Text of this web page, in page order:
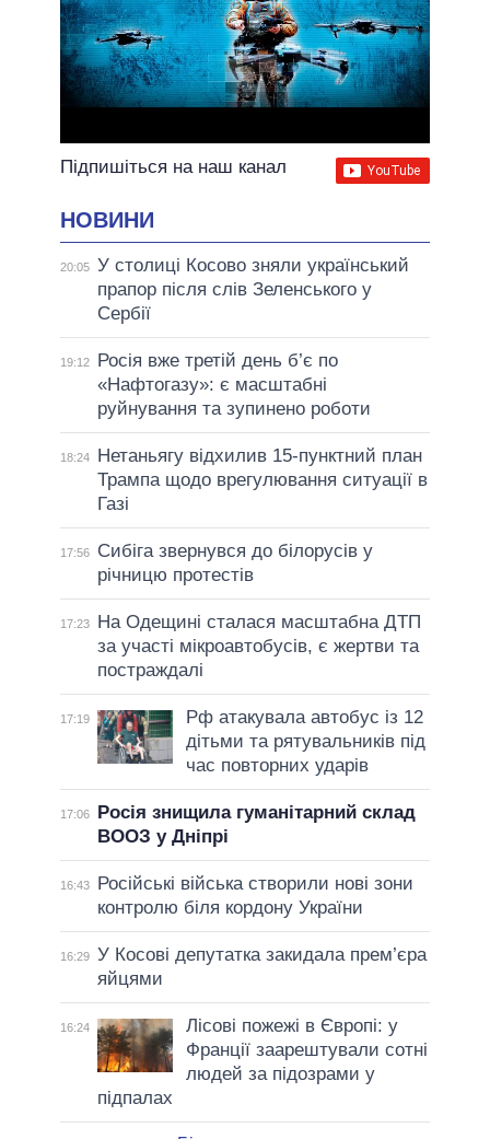
Підпишіться на наш канал
НОВИНИ
20:05 У столиці Косово зняли український
прапор після слів Зеленського у
Сербії
19:12
Росія вже третій день б’є по
«Нафтогазу»: є масштабні
руйнування та зупинено роботи
18:24
Нетаньягу відхилив 15-пунктний план
Трампа щодо врегулювання ситуації в
Газі
17:56
Сибіга звернувся до білорусів у
річницю протестів
17:23
На Одещині сталася масштабна ДТП
за участі мікроавтобусів, є жертви та
постраждалі
17:19
Рф атакувала автобус із 12
дітьми та рятувальників під
час повторних ударів
17:06
Росія знищила гуманітарний склад
ВООЗ у Дніпрі
16:43
Російські війська створили нові зони
контролю біля кордону України
16:29 У Косові депутатка закидала прем’єра
яйцями
16:24
Лісові пожежі в Європі: у
Франції заарештували сотні
людей за підозрами у
підпалах